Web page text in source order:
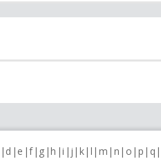
d e f g h i j k l m n o p q